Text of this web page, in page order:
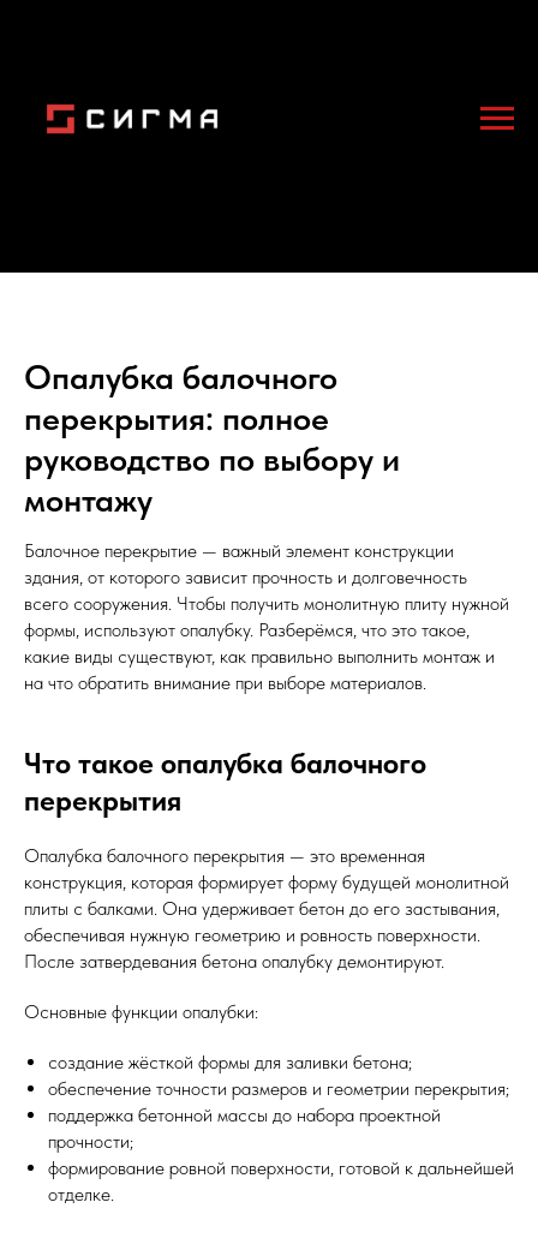
Опалубка балочного
перекрытия: полное
руководство по выбору и
монтажу
Балочное перекрытие — важный элемент конструкции
здания, от которого зависит прочность и долговечность
всего сооружения. Чтобы получить монолитную плиту нужной
формы, используют опалубку. Разберёмся, что это такое,
какие виды существуют, как правильно выполнить монтаж и
на что обратить внимание при выборе материалов.
Что такое опалубка балочного
перекрытия
Опалубка балочного перекрытия — это временная
конструкция, которая формирует форму будущей монолитной
плиты с балками. Она удерживает бетон до его застывания,
обеспечивая нужную геометрию и ровность поверхности.
После затвердевания бетона опалубку демонтируют.
Основные функции опалубки:
создание жёсткой формы для заливки бетона;
обеспечение точности размеров и геометрии перекрытия;
поддержка бетонной массы до набора проектной
прочности;
формирование ровной поверхности, готовой к дальнейшей
отделке.